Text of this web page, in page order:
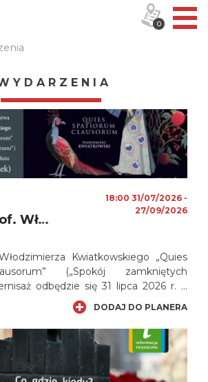
18:00 31/07/2026 -
27/09/2026
Wystawa prof. Włodzimierza Kwiatkowskiego w Tichauer Art Gallery
Kwiatkowskiego „Quies
(„Spokój zamkniętych
odbędzie się 31 lipca 2026 r. o
Tichauer Art Gallery w Browarze
w Tychach.
DODAJ DO PLANERA
0